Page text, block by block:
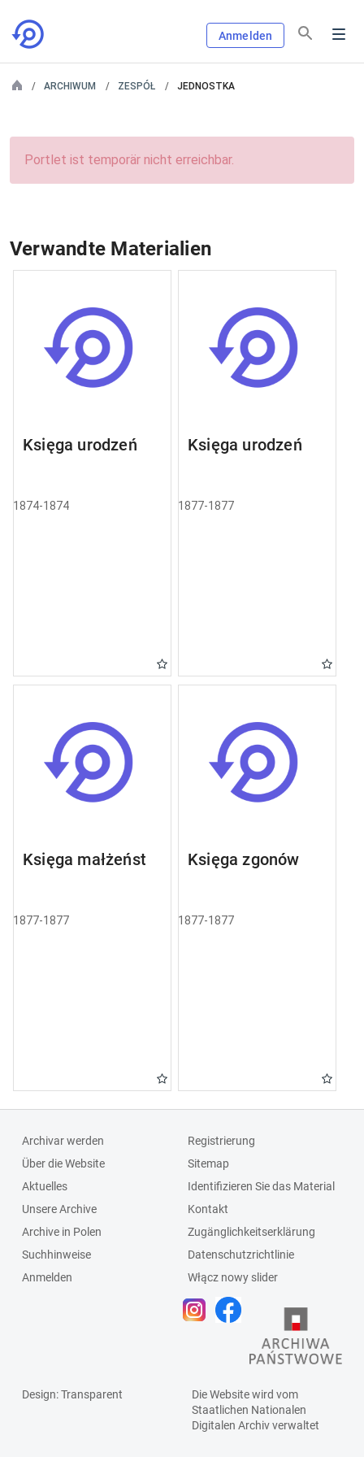
Anmelden
ARCHIWUM ZESPÓŁ JEDNOSTKA
Portlet ist temporär nicht erreichbar.
Verwandte Materialien
Księga urodzeń
1874-1874
Księga urodzeń
1877-1877
Księga małżeństw
1877-1877
Księga zgonów
1877-1877
Archivar werden
Über die Website
Aktuelles
Unsere Archive
Archive in Polen
Suchhinweise
Anmelden
Registrierung
Sitemap
Identifizieren Sie das Material
Kontakt
Zugänglichkeitserklärung
Datenschutzrichtlinie
Włącz nowy slider
Design: Transparent
Die Website wird vom
Staatlichen Nationalen
Digitalen Archivverwaltet